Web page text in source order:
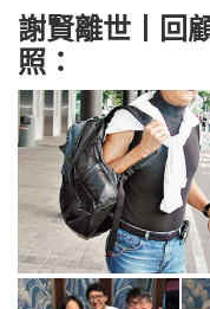
謝賢離世丨回
照：